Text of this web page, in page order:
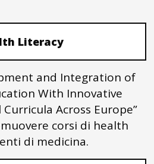
Literacy
and Integration of
With Innovative
Across Europe”
corsi di health
di medicina.